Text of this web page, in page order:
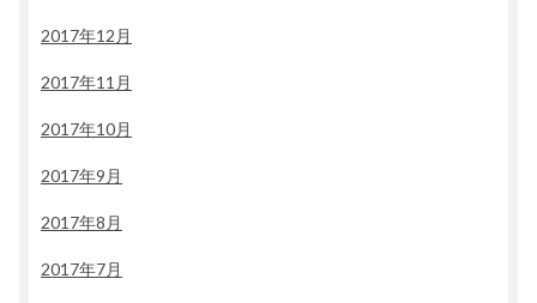
2017年12月
2017年11月
2017年10月
2017年9月
2017年8月
2017年7月